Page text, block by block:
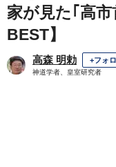
家が見た｢高
BEST】
高森 明勅 +フォ
神道学者、皇室研究者